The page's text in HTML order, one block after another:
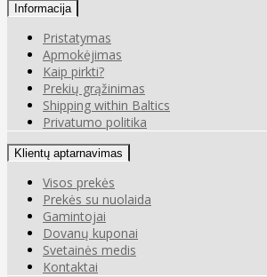
Informacija
Pristatymas
Apmokėjimas
Kaip pirkti?
Prekių grąžinimas
Shipping within Baltics
Privatumo politika
Klientų aptarnavimas
Visos prekės
Prekės su nuolaida
Gamintojai
Dovanų kuponai
Svetainės medis
Kontaktai